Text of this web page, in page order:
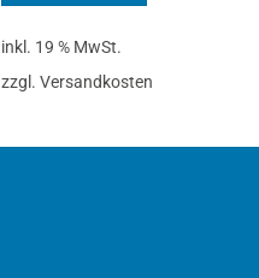
inkl. 19 % MwSt.
zzgl. Versandkosten